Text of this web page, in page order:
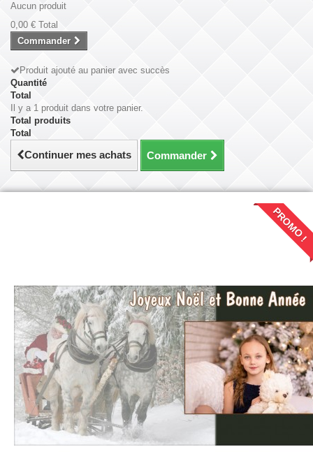
Aucun produit
0,00 € Total
Commander
Produit ajouté au panier avec succès
Quantité
Total
Il y a 1 produit dans votre panier.
Total produits
Total
Continuer mes achats Commander
PROMO !